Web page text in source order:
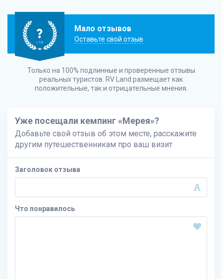
?
/ 10
Мало отзывов
Оставьте свой отзыв
Только на 100% подлинные и проверенные отзывы
реальных туристов. RV Land размещает как
положительные, так и отрицательные мнения.
Уже посещали кемпинг «Мерея»?
Добавьте свой отзыв об этом месте, расскажите
другим путешественникам про ваш визит
Заголовок отзыва
Что понравилось